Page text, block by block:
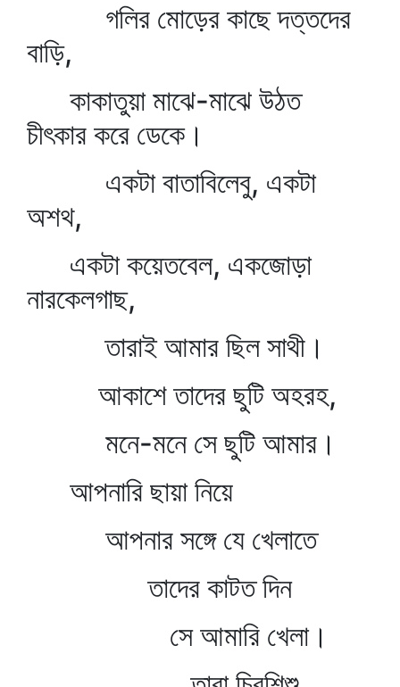
গলির মোড়ের কাছে দত্তদের
বাড়ি,
কাকাতুয়া মাঝে-মাঝে উঠত
চীৎকার করে ডেকে।
একটা বাতাবিলেবু, একটা
অশথ,
একটা কয়েতবেল, একজোড়া
নারকেলগাছ,
তারাই আমার ছিল সাথী।
আকাশে তাদের ছুটি অহরহ,
মনে-মনে সে ছুটি আমার।
আপনারি ছায়া নিয়ে
আপনার সঙ্গে যে খেলাতে
তাদের কাটত দিন
সে আমারি খেলা।